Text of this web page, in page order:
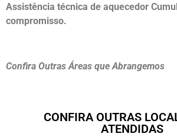
Assistência técnica de aquecedor
compromisso.
Confira Outras Áreas que Abrangemos
CONFIRA OUTRAS
ATENDIDAS